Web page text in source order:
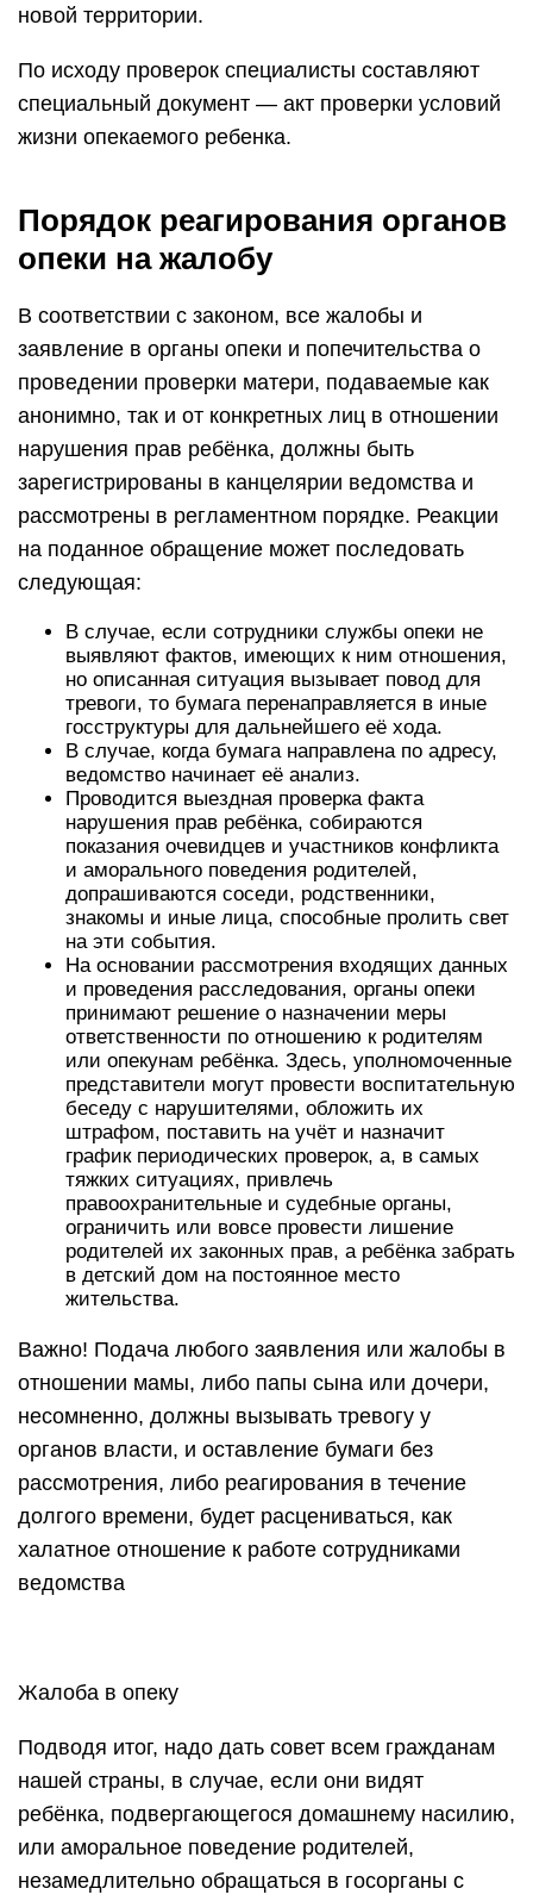
новой территории.
По исходу проверок специалисты составляют
специальный документ — акт проверки условий
жизни опекаемого ребенка.
Порядок реагирования органов
опеки на жалобу
В соответствии с законом, все жалобы и
заявление в органы опеки и попечительства о
проведении проверки матери, подаваемые как
анонимно, так и от конкретных лиц в отношении
нарушения прав ребёнка, должны быть
зарегистрированы в канцелярии ведомства и
рассмотрены в регламентном порядке. Реакции
на поданное обращение может последовать
следующая:
В случае, если сотрудники службы опеки не
выявляют фактов, имеющих к ним отношения,
но описанная ситуация вызывает повод для
тревоги, то бумага перенаправляется в иные
госструктуры для дальнейшего её хода.
В случае, когда бумага направлена по адресу,
ведомство начинает её анализ.
Проводится выездная проверка факта
нарушения прав ребёнка, собираются
показания очевидцев и участников конфликта
и аморального поведения родителей,
допрашиваются соседи, родственники,
знакомы и иные лица, способные пролить свет
на эти события.
На основании рассмотрения входящих данных
и проведения расследования, органы опеки
принимают решение о назначении меры
ответственности по отношению к родителям
или опекунам ребёнка. Здесь, уполномоченные
представители могут провести воспитательную
беседу с нарушителями, обложить их
штрафом, поставить на учёт и назначит
график периодических проверок, а, в самых
тяжких ситуациях, привлечь
правоохранительные и судебные органы,
ограничить или вовсе провести лишение
родителей их законных прав, а ребёнка забрать
в детский дом на постоянное место
жительства.
Важно! Подача любого заявления или жалобы в
отношении мамы, либо папы сына или дочери,
несомненно, должны вызывать тревогу у
органов власти, и оставление бумаги без
рассмотрения, либо реагирования в течение
долгого времени, будет расцениваться, как
халатное отношение к работе сотрудниками
ведомства
Жалоба в опеку
Подводя итог, надо дать совет всем гражданам
нашей страны, в случае, если они видят
ребёнка, подвергающегося домашнему насилию,
или аморальное поведение родителей,
незамедлительно обращаться в госорганы с